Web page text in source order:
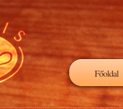
Főoldal